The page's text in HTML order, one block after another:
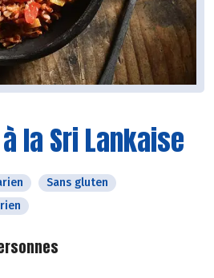
la Sri Lankaise
Sans gluten